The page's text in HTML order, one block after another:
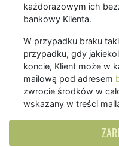
każdorazowym ich
bankowy Klienta.
W przypadku braku
przypadku, gdy
koncie, Klient może w
mailową pod adresem
zwrocie środków w
wskazany w treści